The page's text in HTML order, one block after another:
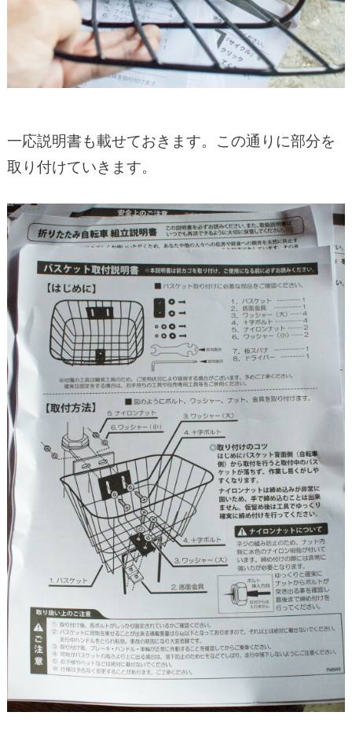
一応説明書も載せておきます。この通りに部分を
取り付けていきます。